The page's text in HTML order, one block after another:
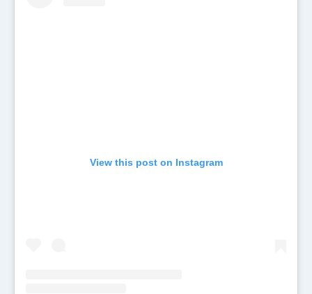
View this post on Instagram